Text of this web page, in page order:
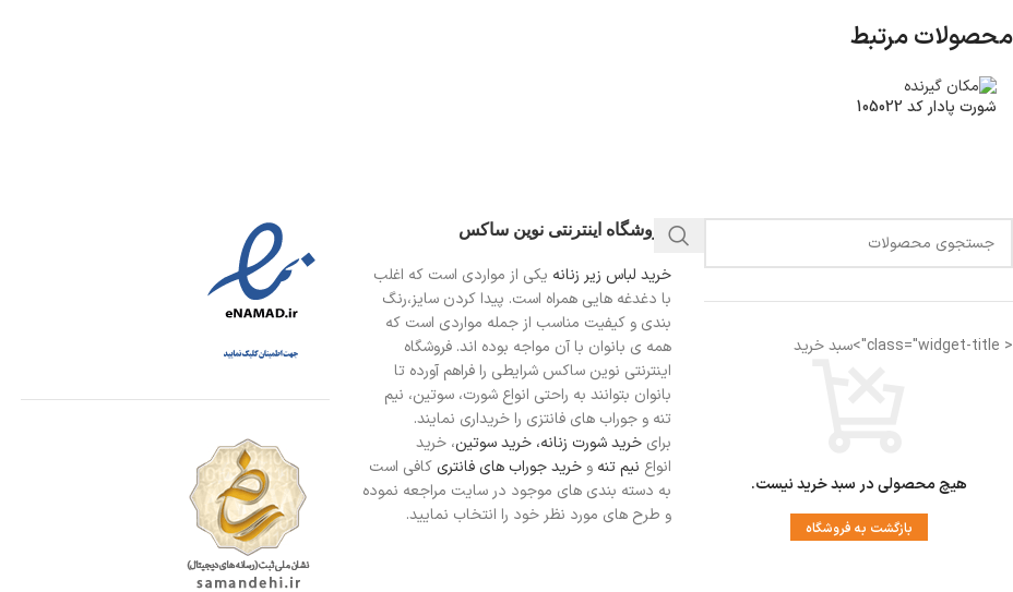
محصولات مرتبط
شورت پادار کد 105022
< class="widget-title">سبد خرید
هیچ محصولی در سبد خرید نیست.
بازگشت به فروشگاه
فروشگاه اینترنتی نوین ساکس
خرید لباس زیر زنانه یکی از مواردی است که اغلب
با دغدغه هایی همراه است. پیدا کردن سایز،رنگ
بندی و کیفیت مناسب از جمله مواردی است که
همه ی بانوان با آن مواجه بوده اند. فروشگاه
اینترنتی نوین ساکس شرایطی را فراهم آورده تا
بانوان بتوانند به راحتی انواع شورت، سوتین، نیم
تنه و جوراب های فانتزی را خریداری نمایند.
برای خرید شورت زنانه، خرید سوتین، خرید
انواع نیم تنه و خرید جوراب های فانتری کافی است
به دسته بندی های موجود در سایت مراجعه نموده
و طرح های مورد نظر خود را انتخاب نمایید.